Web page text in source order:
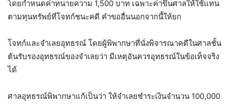
โดยกำหนดค่าทนายความ 1,500 บาท เฉพาะค่าขึ้นศาลให้ใช้แทน
ตามทุนทรัพย์ที่โจทก์ชนะคดี คำขออื่นนอกจากนี้ให้ยก
โจทก์และจำเลยอุทธรณ์ โดยผู้พิพากษาที่นั่งพิจารณาคดีในศาลชั้น
ต้นรับรองอุทธรณ์ของจำเลยว่า มีเหตุอันควรอุทธรณ์ในข้อเท็จจริง
ได้
ศาลอุทธรณ์พิพากษาแก้เป็นว่า ให้จำเลยชำระเงินจำนวน 100,000